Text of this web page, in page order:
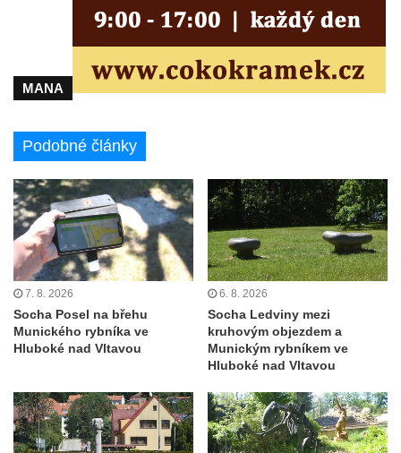
Československé armády v Teplicích
Socha Medvídě v Tierpark Chemnitz
Sochy Ptáci v Tierpark Chemnitz
Socha Panter v ZOO Leipzig
Socha Dívka s mušlí v ZOO Leipzig
Socha Tygr v ZOO Leipzig
Socha Atlet v ZOO Leipzig
Socha Marabu v ZOO Leipzig
Busta Karla Maxe Schneidera v ZOO
Socha Mladý slon v ZOO Leipzig
Socha Býk v ZOO Dresden
MANA
Podobné články
7. 8. 2026
Socha Posel na břehu
Munického rybníka ve
Hluboké nad Vltavou
6. 8. 2026
Socha Ledviny mezi
kruhovým objezdem a
Munickým rybníkem ve
Hluboké nad Vltavou